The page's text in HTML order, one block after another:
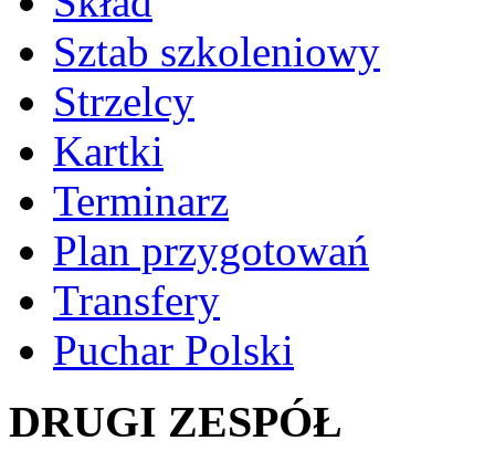
Sztab szkoleniowy
Strzelcy
Kartki
Terminarz
Plan przygotowań
Transfery
Puchar Polski
DRUGI ZESPÓŁ